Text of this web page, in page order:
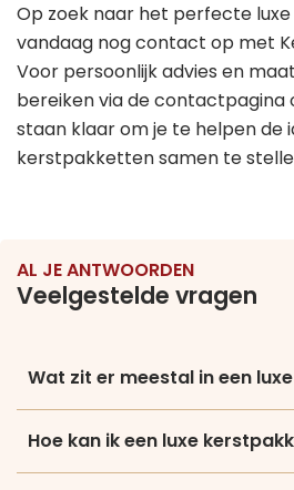
Op zoek naar het perfecte
vandaag nog contact op met
Voor persoonlijk advies en
bereiken via de contactpagina
staan klaar om je te helpen de
kerstpakketten samen te
AL JE ANTWOORDEN
Veelgestelde vragen
Wat zit er meestal in een
Hoe kan ik een luxe